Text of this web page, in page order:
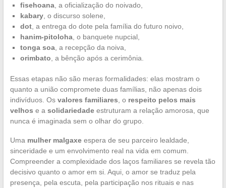
fisehoana, a oficialização do noivado,
kabary, o discurso solene,
dot, a entrega do dote pela família do futuro noivo,
hanim-pitoloha, o banquete nupcial,
tonga soa, a recepção da noiva,
orimbato , a bênção após a cerimônia.
Essas etapas não são meras formalidades: elas mostram o
quanto a união compromete duas famílias, não apenas dois
indivíduos. Os valores familiares , o respeito pelos mais
velhos e a solidariedadeestruturam a relação amorosa, que
nunca é imaginada sem o olhar do grupo.
Uma mulher malgaxeespera de seu parceiro lealdade,
sinceridade e um envolvimento real na vida em comum.
Compreender a complexidade dos laços familiares se revela tão
decisivo quanto o amor em si. Aqui, o amor se traduz pela
presença, pela escuta, pela participação nos rituais e nas